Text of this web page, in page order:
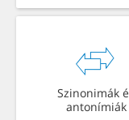
Szinonimák
antonímiák